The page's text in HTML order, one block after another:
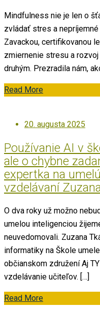
Mindfulness nie je len o
zvládať stres a
Zavackou, certifikovanou
zmiernenie stresu a
druhým. Prezradila nám,
Read More
Posted
20. augusta 2025
Používanie AI v
ale o chybne
expertka na
vzdelávaní
O dva roky už možno
umelou inteligenciou
neuvedomovali. Zuzana
informatiky na Škole
občianskom združení Aj
vzdelávanie učiteľov. […]
Read More